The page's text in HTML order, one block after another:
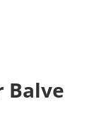
Balve